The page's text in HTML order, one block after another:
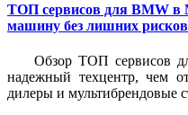
ТОП сервисов для BMW в
машину без лишних рисков
Обзор ТОП сервисов
надежный техцентр, чем
дилеры и мультибрендовые